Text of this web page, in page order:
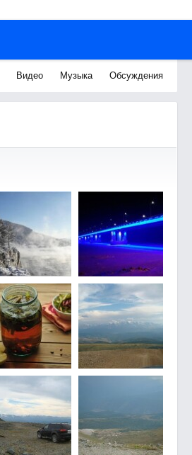
Видео Музыка Обсуждения